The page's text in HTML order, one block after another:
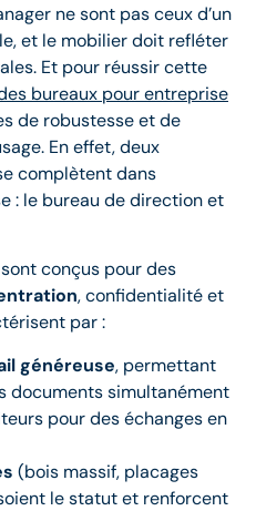
ne sont pas ceux d’un
et le mobilier doit refléter
Et pour réussir cette
bureaux pour entreprise
de robustesse et de
En effet, deux
complètent dans
: le bureau de direction et
sont conçus pour des
, confidentialité et
par :
généreuse, permettant
documents simultanément
pour des échanges en
(bois massif, placages
le statut et renforcent